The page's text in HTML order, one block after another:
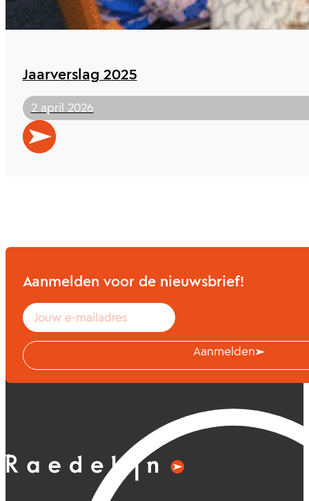
Jaarverslag 2025
2 april 2026
Aanmelden voor de nieuwsbrief!
Aanmelden